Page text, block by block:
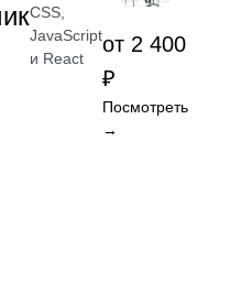
CSS,
JavaScript
и React
от 2 400
₽
Посмотреть
→